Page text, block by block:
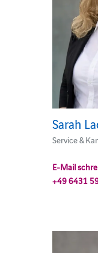
Sarah
Service &
E-Mail
+49 6431